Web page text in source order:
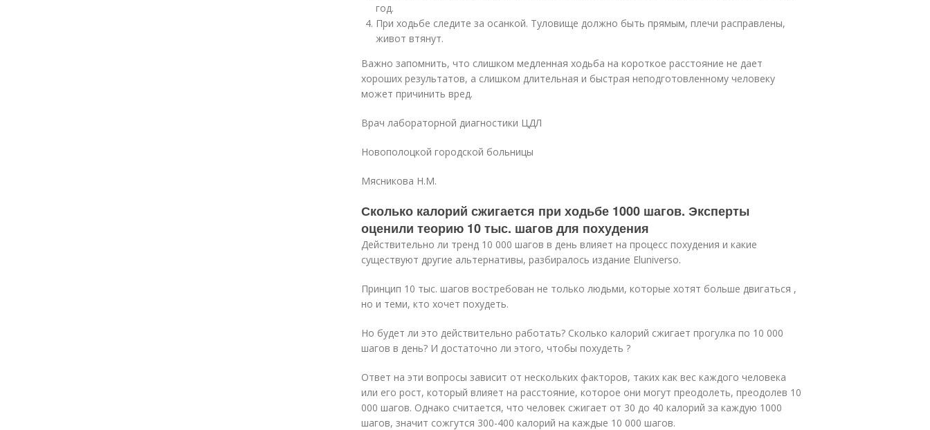
год.
При ходьбе следите за осанкой. Туловище должно быть прямым, плечи расправлены,
живот втянут.
Важно запомнить, что слишком медленная ходьба на короткое расстояние не дает
хороших результатов, а слишком длительная и быстрая неподготовленному человеку
может причинить вред.
Врач лабораторной диагностики ЦДЛ
Новополоцкой городской больницы
Мясникова Н.М.
Сколько калорий сжигается при ходьбе 1000 шагов. Эксперты
оценили теорию 10 тыс. шагов для похудения
Действительно ли тренд 10 000 шагов в день влияет на процесс похудения и какие
существуют другие альтернативы, разбиралось издание Eluniverso.
Принцип 10 тыс. шагов востребован не только людьми, которые хотят больше двигаться ,
но и теми, кто хочет похудеть.
Но будет ли это действительно работать? Сколько калорий сжигает прогулка по 10 000
шагов в день? И достаточно ли этого, чтобы похудеть ?
Ответ на эти вопросы зависит от нескольких факторов, таких как вес каждого человека
или его рост, который влияет на расстояние, которое они могут преодолеть, преодолев 10
000 шагов. Однако считается, что человек сжигает от 30 до 40 калорий за каждую 1000
шагов, значит сожгутся 300-400 калорий на каждые 10 000 шагов.